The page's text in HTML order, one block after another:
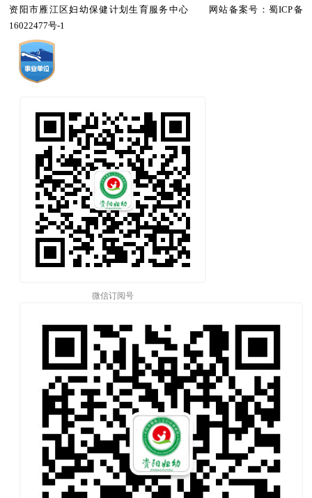
资阳市雁江区妇幼保健计划生育服务中心 网站备案号： 蜀ICP备
16022477号-1
微信订阅号